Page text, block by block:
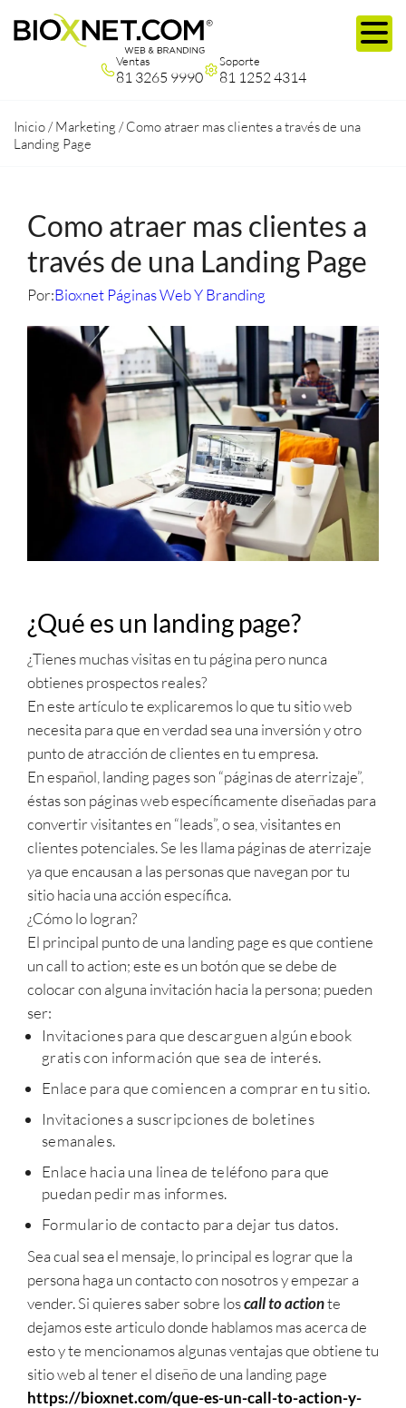
Ventas
81 3265 9990
Soporte
81 1252 4314
Inicio /Marketing /Como atraer mas clientes a través de una
Landing Page
Como atraer mas clientes a
través de una Landing Page
Por:Bioxnet Páginas Web Y Branding
¿Qué es un landing page?
¿Tienes muchas visitas en tu página pero nunca
obtienes prospectos reales?
En este artículo te explicaremos lo que tu sitio web
necesita para que en verdad sea una inversión y otro
punto de atracción de clientes en tu empresa.
En español, landing pages son “páginas de aterrizaje”,
éstas son páginas web específicamente diseñadas para
convertir visitantes en “leads”, o sea, visitantes en
clientes potenciales. Se les llama páginas de aterrizaje
ya que encausan a las personas que navegan por tu
sitio hacia una acción específica.
¿Cómo lo logran?
El principal punto de una landing page es que contiene
un call to action; este es un botón que se debe de
colocar con alguna invitación hacia la persona; pueden
ser:
Invitaciones para que descarguen algún ebook
gratis con información que sea de interés.
Enlace para que comiencen a comprar en tu sitio.
Invitaciones a suscripciones de boletines
semanales.
Enlace hacia una linea de teléfono para que
puedan pedir mas informes.
Formulario de contacto para dejar tus datos.
Sea cual sea el mensaje, lo principal es lograr que la
persona haga un contacto con nosotros y empezar a
vender. Si quieres saber sobre loscall to actionte
dejamos este articulo donde hablamos mas acerca de
esto y te mencionamos algunas ventajas que obtiene tu
sitio web al tener el diseño de una landing page
https://bioxnet.com/que-es-un-call-to-action-y-